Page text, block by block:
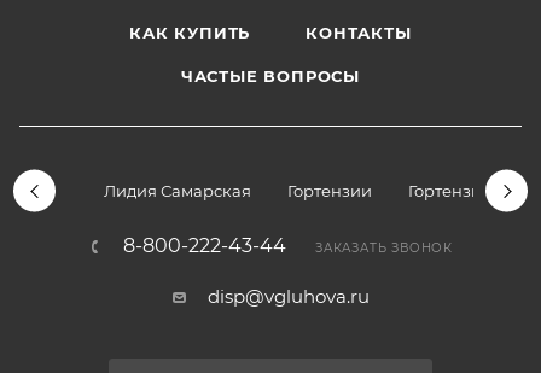
КАК КУПИТЬ КОНТАКТЫ
ЧАСТЫЕ ВОПРОСЫ
Лидия Самарская Гортензии Гортензии
8-800-222-43-44 ЗАКАЗАТЬ ЗВОНОК
disp@vgluhova.ru